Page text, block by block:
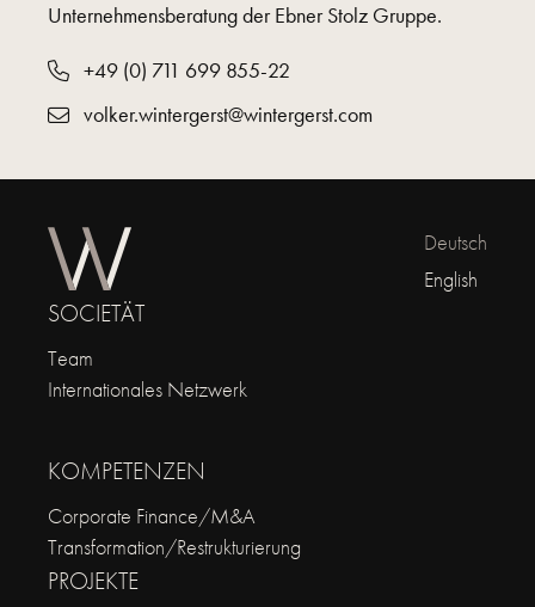
Unternehmensberatung der Ebner Stolz Gruppe.
+49 (0) 711 699 855-22
volker.wintergerst@wintergerst.com
Deutsch
English
SOCIETÄT
Team
Internationales Netzwerk
KOMPETENZEN
Corporate Finance/M&A
Transformation/Restrukturierung
PROJEKTE